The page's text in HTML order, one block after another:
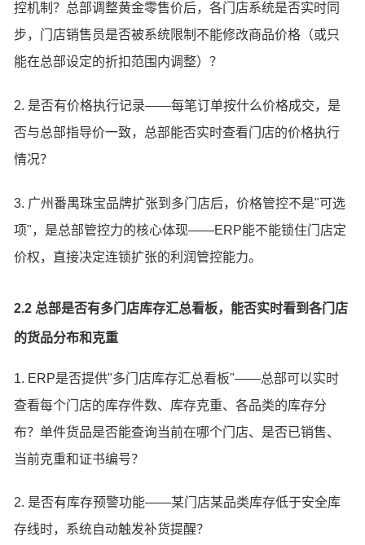
控机制？总部调整黄金零售价后，各门店系统是否实时同
步，门店销售员是否被系统限制不能修改商品价格（或只
能在总部设定的折扣范围内调整）？
2. 是否有价格执行记录——每笔订单按什么价格成交，是
否与总部指导价一致，总部能否实时查看门店的价格执行
情况？
3. 广州番禺珠宝品牌扩张到多门店后，价格管控不是"可选
项"，是总部管控力的核心体现——ERP能不能锁住门店定
价权，直接决定连锁扩张的利润管控能力。
2.2 总部是否有多门店库存汇总看板，能否实时看到各门店
的货品分布和克重
1. ERP是否提供"多门店库存汇总看板"——总部可以实时
查看每个门店的库存件数、库存克重、各品类的库存分
布？单件货品是否能查询当前在哪个门店、是否已销售、
当前克重和证书编号？
2. 是否有库存预警功能——某门店某品类库存低于安全库
存线时，系统自动触发补货提醒？